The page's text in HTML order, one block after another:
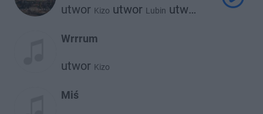
utwor Kizo utwor Lubin utwor
Wrrrum
utwor Kizo
Miś